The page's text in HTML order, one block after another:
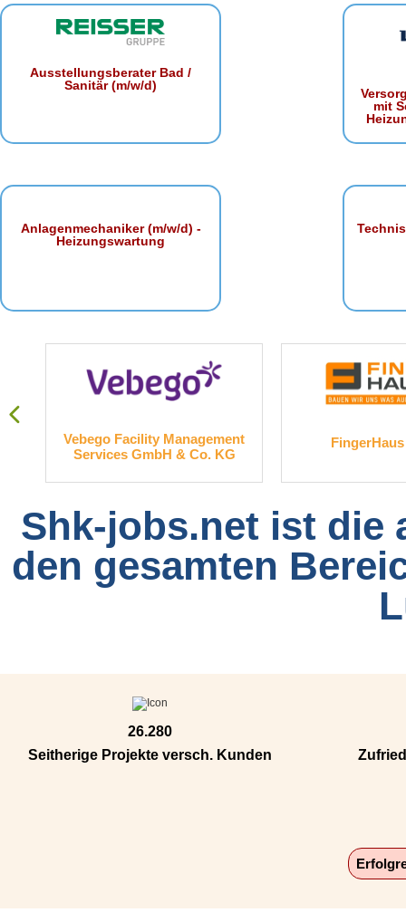
Ausstellungsberater Bad /
Sanitär (m/w/d)
mit
Anlagenmechaniker (m/w/d) -
Heizungswartung
Vebego Facility Management
Services GmbH & Co. KG
Shk-jobs.net ist die
den gesamten
26.280
Seitherige Projekte versch. Kunden